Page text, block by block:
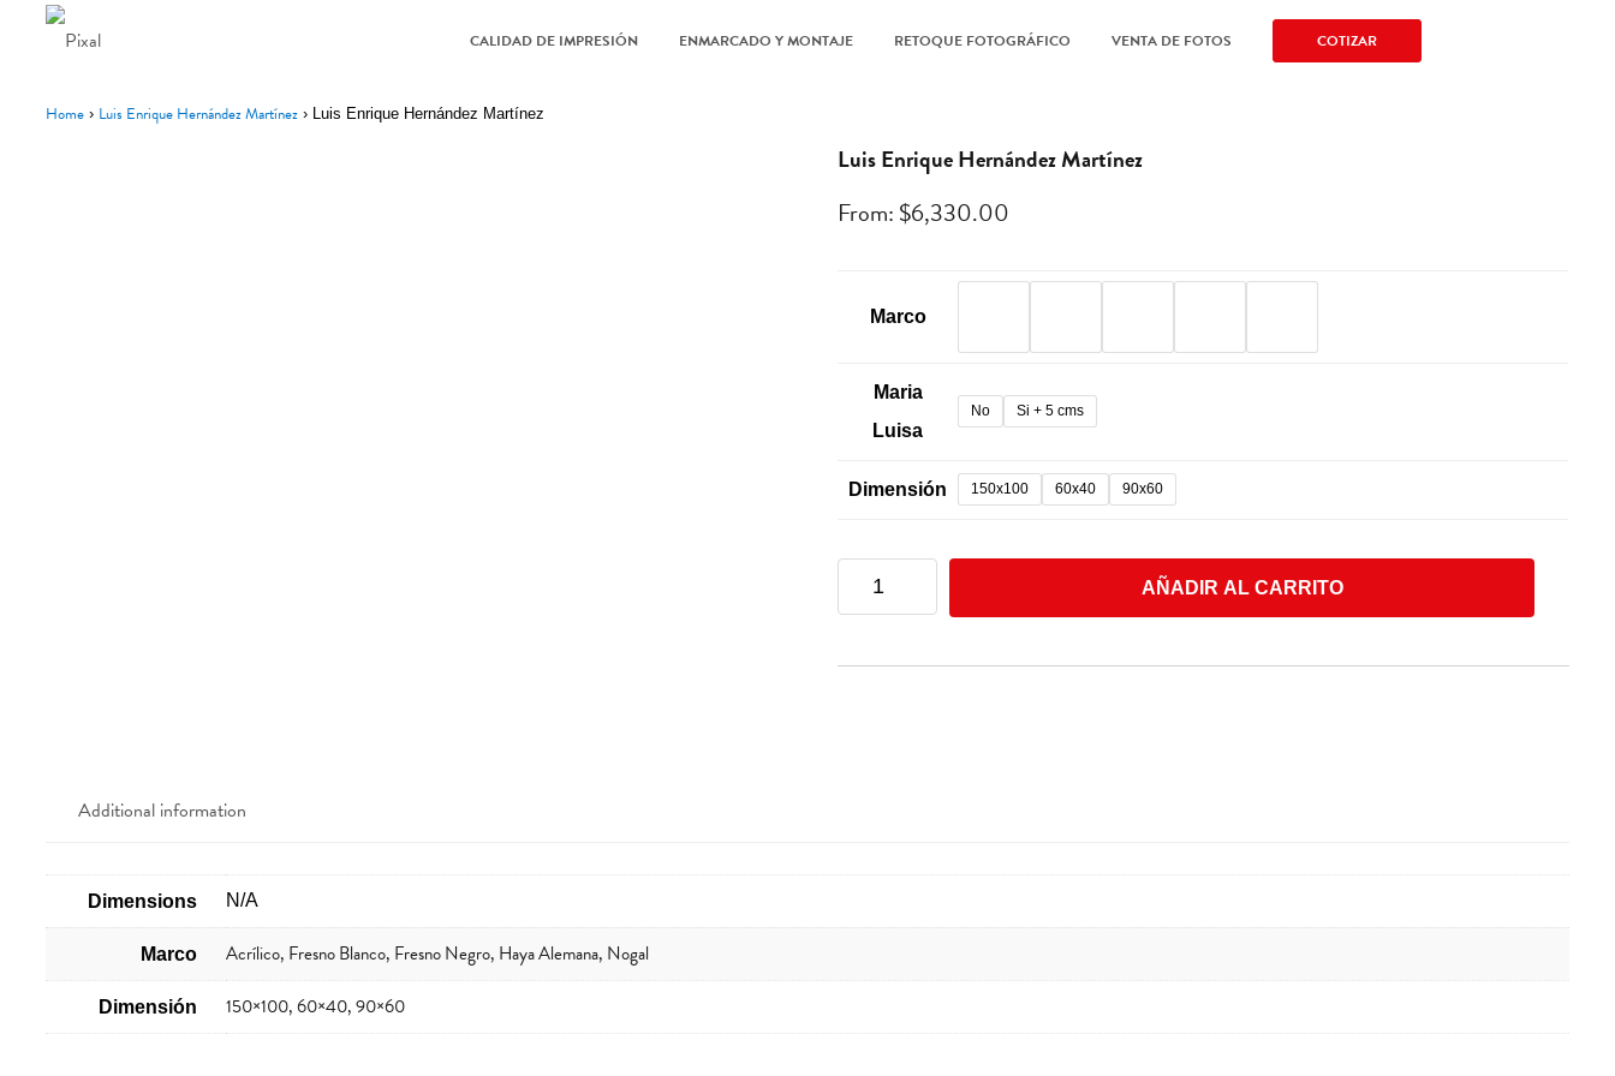
CALIDAD DE IMPRESIÓN ENMARCADO Y MONTAJE RETOQUE FOTOGRÁFICO VENTA DE FOTOS COTIZAR
Home › Luis Enrique Hernández Martínez › Luis Enrique Hernández Martínez
Luis Enrique Hernández Martínez
From: $6,330.00
Marco
Maria
Luisa
No Si + 5 cms
Dimensión 150x100 60x40 90x60
Luis
Enrique
Hernández
AÑADIR AL CARRITO
Additional information
Dimensions N/A
Marco Acrílico, Fresno Blanco, Fresno Negro, Haya Alemana, Nogal
Dimensión 150×100, 60×40, 90×60